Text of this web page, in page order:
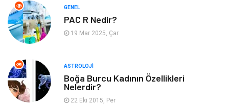
Genel Kültür
Müzik
Mobilya
Finans
GENEL
PAC R Nedir?
19 Mar 2025, Çar
ASTROLOJI
Boğa Burcu Kadının Özellikleri
Nelerdir?
22 Eki 2015, Per